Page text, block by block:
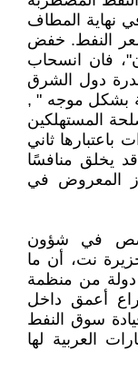
نهاية المطاف
النفط. خفض
فان انسحاب
دول الشرق
بشكل موجه " ,
المستهلكين
باعتبارها ثاني
يخلق منافسًا
المعروض في
في شؤون
نت، أن ما
دولة من منظمة
أعمق داخل
سوق النفط
العربية لها